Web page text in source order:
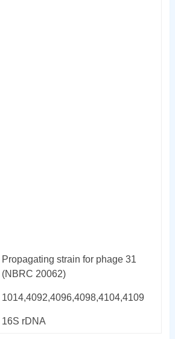
Propagating strain for phage 31
(NBRC 20062)
1014,4092,4096,4098,4104,4109
16S rDNA